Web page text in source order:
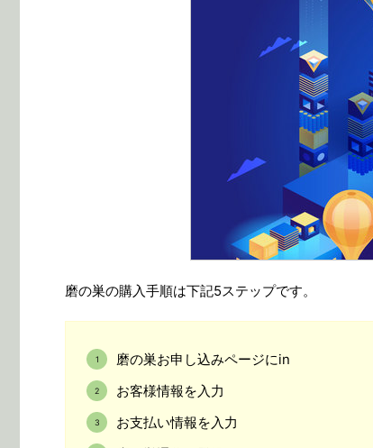
磨の巣の購入手順は下記5ステップです。
磨の巣お申し込みページにin
お客様情報を入力
お支払い情報を入力